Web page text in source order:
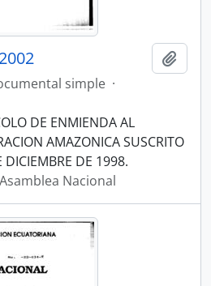
simple ·
DE ENMIENDA AL
AMAZONICA SUSCRITO
DICIEMBRE DE 1998.
Nacional